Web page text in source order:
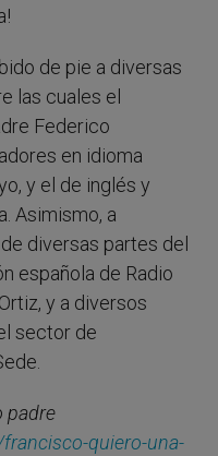
de pie a diversas
las cuales el
Federico
en idioma
y el de inglés y
Asimismo, a
diversas partes del
española de Radio
y a diversos
sector de
padre
quiero-una-